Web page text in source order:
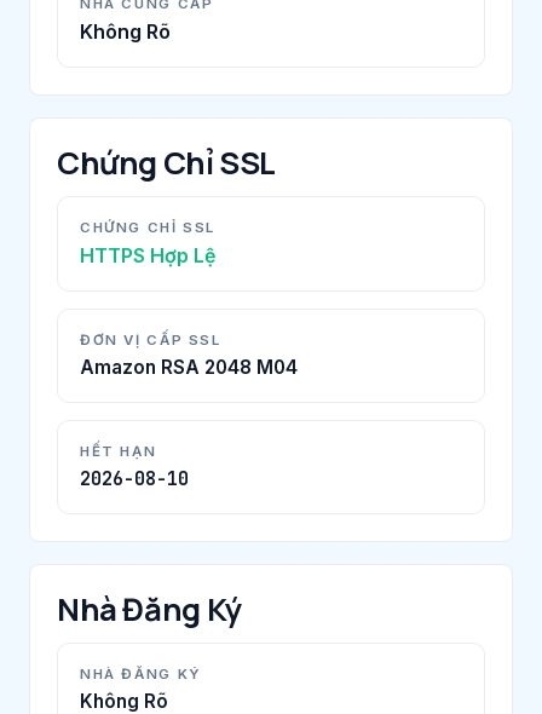
Không Rõ
Chứng Chỉ SSL
CHỨNG CHỈ SSL
HTTPS Hợp Lệ
ĐƠN VỊ CẤP SSL
Amazon RSA 2048 M04
HẾT HẠN
2026-08-10
Nhà Đăng Ký
NHÀ ĐĂNG KÝ
Không Rõ